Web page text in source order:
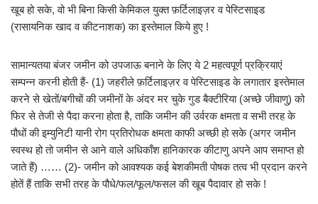
खूब हो सके, वो भी बिना किसी केमिकल युक्त फ़र्टिलाइज़र व पेस्टिसाइड
(रासायनिक खाद व कीटनाशक) का इस्तेमाल किये हुए !
सामान्यतया बंजर जमीन को उपजाऊ बनाने के लिए ये 2 महत्वपूर्ण प्रक्रियाएं
सम्पन्न करनी होती हैं- (1) जहरीले फ़र्टिलाइज़र व पेस्टिसाइड के लगातार इस्तेमाल
करने से खेतों/बगीचों की जमीनों के अंदर मर चुके गुड बैक्टीरिया (अच्छे जीवाणु) को
फिर से तेजी से पैदा करना होता है, ताकि जमीन की उर्वरक क्षमता व सभी तरह के
पौधों की इम्युनिटी यानी रोग प्रतिरोधक क्षमता काफी अच्छी हो सके (अगर जमीन
स्वस्थ हो तो जमीन से आने वाले अधिकाँश हानिकारक कीटाणु अपने आप समाप्त हो
जाते हैं) …… (2)- जमीन को आवश्यक कई बेशकीमती पोषक तत्व भी प्रदान करने
होतें हैं ताकि सभी तरह के पौधे/फल/फूल/फसल की खूब पैदावार हो सके !